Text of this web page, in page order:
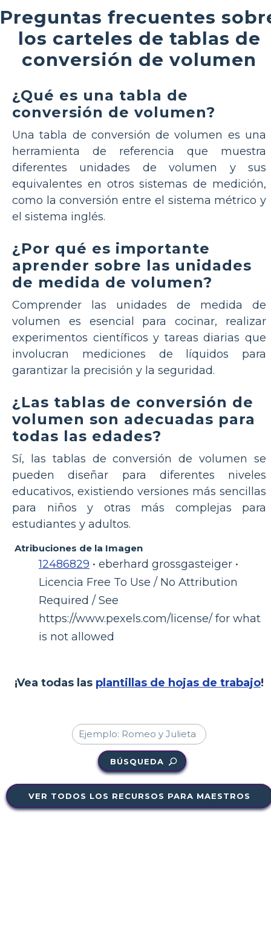
Preguntas frecuentes
los carteles de tablas de
conversión de volumen
¿Qué es una tabla de
conversión de volumen?
Una tabla de conversión de volumen es una
herramienta de referencia que muestra
diferentes unidades de volumen y sus
equivalentes en otros sistemas de medición,
como la conversión entre el sistema métrico y
el sistema inglés.
¿Por qué es importante
aprender sobre las unidades
de medida de volumen?
Comprender las unidades de medida de
volumen es esencial para cocinar, realizar
experimentos científicos y tareas diarias que
involucran mediciones de líquidos para
garantizar la precisión y la seguridad.
¿Las tablas de conversión de
volumen son adecuadas para
todas las edades?
Sí, las tablas de conversión de volumen se
pueden diseñar para diferentes niveles
educativos, existiendo versiones más sencillas
para niños y otras más complejas para
estudiantes y adultos.
Atribuciones de la Imagen
12486829 • eberhard grossgasteiger •
Licencia Free To Use / No Attribution
Required / See
https://www.pexels.com/license/ for what
is not allowed
¡Vea todas las plantillas de hojas de trabajo!
BÚSQUEDA
VER TODOS LOS RECURSOS PARA MAESTROS